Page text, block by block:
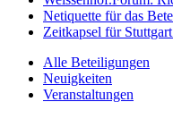
Netiquette für das
Zeitkapsel für
Alle Beteiligungen
Neuigkeiten
Veranstaltungen